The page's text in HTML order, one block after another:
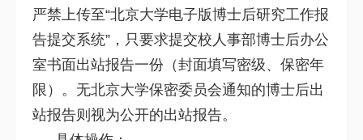
严禁上传至“北京大学电子版博士后研究工作报
告提交系统”，只要求提交校人事部博士后办公
室书面出站报告一份（封面填写密级、保密年
限）。无北京大学保密委员会通知的博士后出
站报告则视为公开的出站报告。